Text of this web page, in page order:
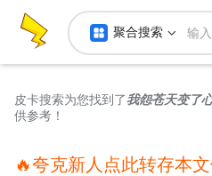
聚合搜索
皮卡搜索为您找到了我怨苍天变了
供参考！